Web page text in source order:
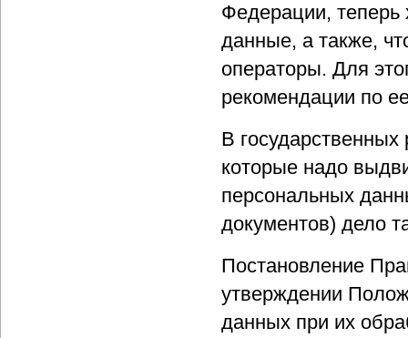
Федерации, теперь
данные, а также,
операторы. Для
рекомендации по
В
которые надо
персональных
документов) дело
Постановление
утверждении
данных при их